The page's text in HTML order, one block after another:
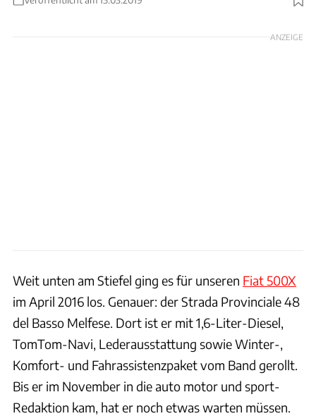
Foto: Rossen Gargolov
ANZEIGE
Weit unten am Stiefel ging es für unseren Fiat 500X
im April 2016 los. Genauer: der Strada Provinciale 48
del Basso Melfese. Dort ist er mit 1,6-Liter-Diesel,
TomTom-Navi, Lederausstattung sowie Winter-,
Komfort- und Fahrassistenzpaket vom Band gerollt.
Bis er im November in die auto motor und sport-
Redaktion kam, hat er noch etwas warten müssen.